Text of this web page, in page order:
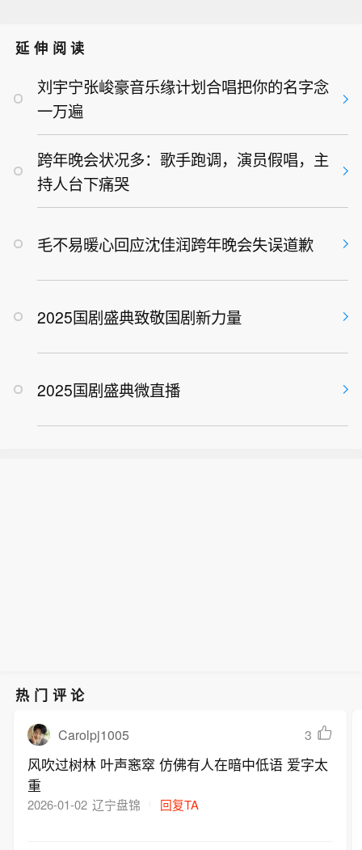
延伸阅读
刘宇宁张峻豪音乐缘计划合唱把你的名字念
一万遍
跨年晚会状况多：歌手跑调，演员假唱，主
持人台下痛哭
毛不易暖心回应沈佳润跨年晚会失误道歉
2025国剧盛典致敬国剧新力量
2025国剧盛典微直播
热门评论
Carolpj1005 3
风吹过树林 叶声窸窣 仿佛有人在暗中低语 爱字太
重
2026-01-02 辽宁盘锦 回复TA